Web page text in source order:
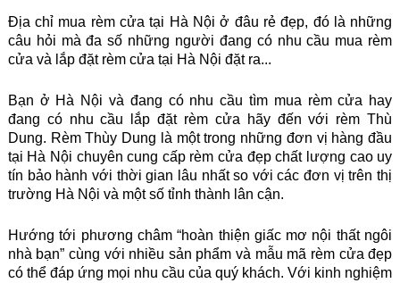
Địa chỉ mua rèm cửa tại Hà Nội ở đâu rẻ đẹp, đó là những
câu hỏi mà đa số những người đang có nhu cầu mua rèm
cửa và lắp đặt rèm cửa tại Hà Nội đặt ra...
Bạn ở Hà Nội và đang có nhu cầu tìm mua rèm cửa hay
đang có nhu cầu lắp đặt rèm cửa hãy đến với rèm Thù
Dung. Rèm Thùy Dung là một trong những đơn vị hàng đầu
tại Hà Nội chuyên cung cấp rèm cửa đẹp chất lượng cao uy
tín bảo hành với thời gian lâu nhất so với các đơn vị trên thị
trường Hà Nội và một số tỉnh thành lân cận.
Hướng tới phương châm “hoàn thiện giấc mơ nội thất ngôi
nhà bạn” cùng với nhiều sản phẩm và mẫu mã rèm cửa đẹp
có thể đáp ứng mọi nhu cầu của quý khách. Với kinh nghiệm